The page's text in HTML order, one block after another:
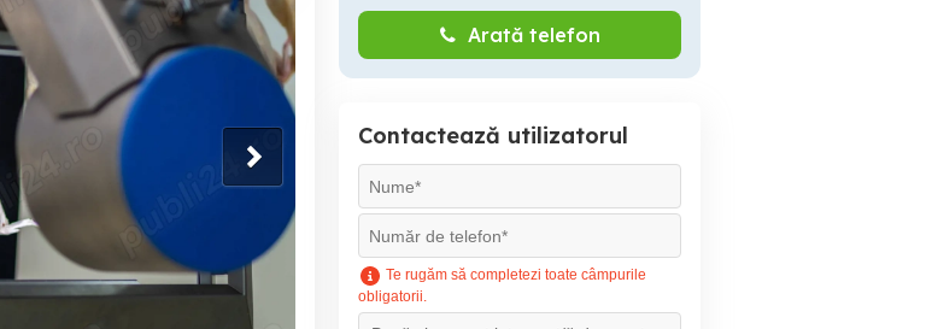
Arată telefon
Contactează utilizatorul
Te rugăm să completezi toate câmpurile
obligatorii.